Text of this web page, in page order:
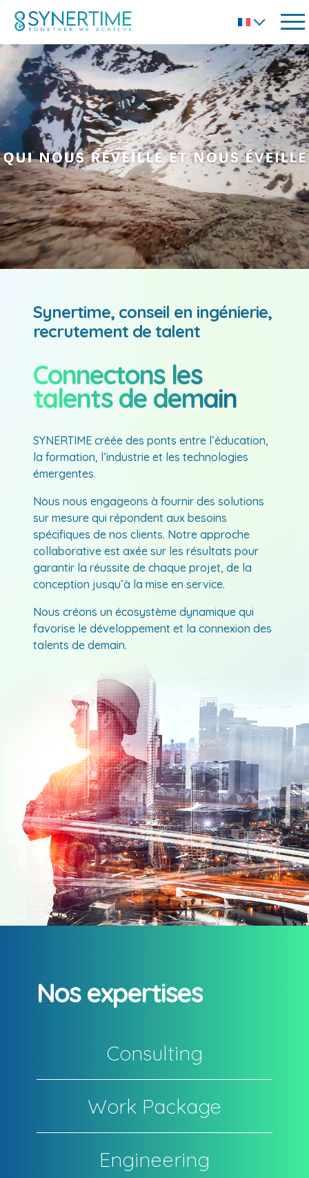
Synertime, conseil en ingénierie,
recrutement de talent
Connectonsles
talentsde demain
SYNERTIME créée des ponts entre l’éducation,
la formation, l’industrie et les technologies
émergentes.
Nous nous engageons à fournir des solutions
sur mesure qui répondent aux besoins
spécifiques de nos clients. Notre approche
collaborative est axée sur les résultats pour
garantir la réussite de chaque projet, de la
conception jusqu’à la mise en service.
Nous créons un écosystème dynamique qui
favorise le développement et la connexion des
talents de demain.
Nos expertises
Consulting
Work Package
Engineering